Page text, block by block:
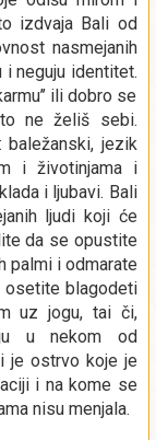
izdvaja Bali od
nasmejanih
i neguju identitet.
ili dobro se
ne želiš sebi.
baležanski, jezik
i životinjama i
i ljubavi. Bali
ljudi koji će
da se opustite
palmi i odmarate
osetite blagodeti
uz jogu, tai či,
u nekom od
je ostrvo koje je
i na kome se
nisu menjala.